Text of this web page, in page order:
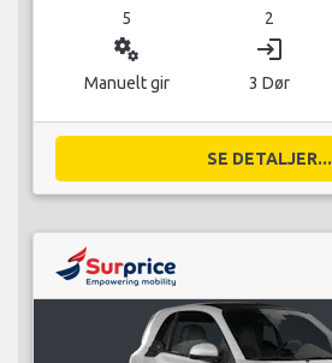
5 2
miscellaneous_services
Manuelt gir
login
3 Dør
SE DETALJER...